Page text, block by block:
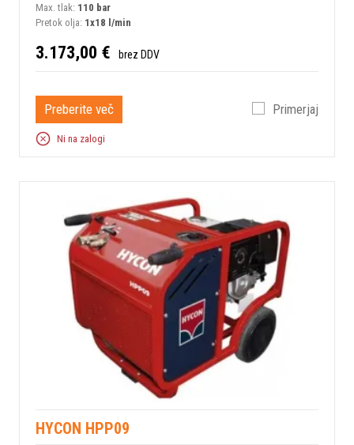
Max. tlak: 110 bar
Pretok olja: 1x18 l/min
3.173,00 € brez DDV
Preberite več Primerjaj
Ni na zalogi
HYCON HPP09